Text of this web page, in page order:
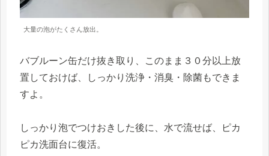
大量の泡がたくさん放出。
バブルーン缶だけ抜き取り、このまま３０分以上放
置しておけば、しっかり洗浄・消臭・除菌もできま
すよ。
しっかり泡でつけおきした後に、水で流せば、ピカ
ピカ洗面台に復活。